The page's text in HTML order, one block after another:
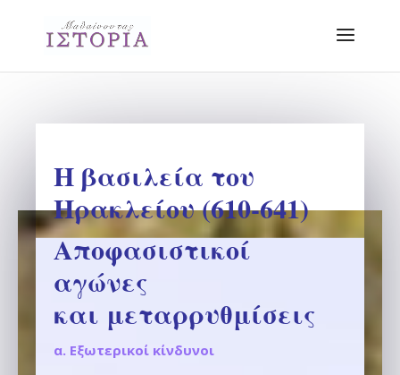
Η βασιλεία του
Ηρακλείου (610-641)
Αποφασιστικοί
αγώνες
και μεταρρυθμίσεις
α. Εξωτερικοί κίνδυνοι